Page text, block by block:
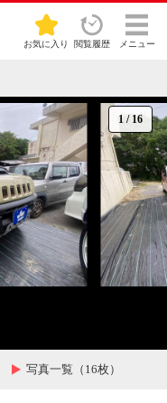
お気に入り 閲覧履歴 メニュー
1 / 16
写真一覧（16枚）